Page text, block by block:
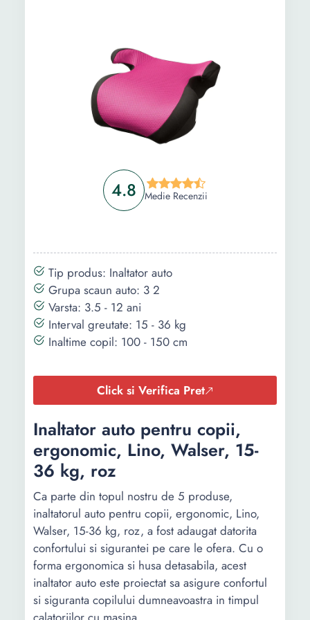
4.8 Medie Recenzii
Tip produs: Inaltator auto
Grupa scaun auto: 3 2
Varsta: 3.5 - 12 ani
Interval greutate: 15 - 36 kg
Inaltime copil: 100 - 150 cm
Click si Verifica Pret
Inaltator auto pentru copii,
ergonomic, Lino, Walser, 15-
36 kg, roz
Ca parte din topul nostru de 5 produse,
inaltatorul auto pentru copii, ergonomic, Lino,
Walser, 15-36 kg, roz, a fost adaugat datorita
confortului si sigurantei pe care le ofera. Cu o
forma ergonomica si husa detasabila, acest
inaltator auto este proiectat sa asigure confortul
si siguranta copilului dumneavoastra in timpul
Ghid de cumparare
Intrebari Frecvente